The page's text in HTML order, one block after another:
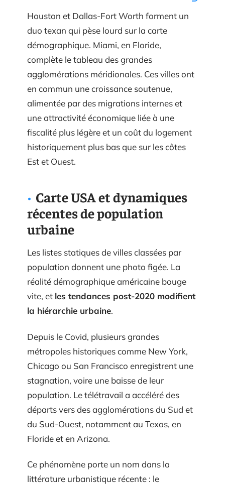
Houston et Dallas-Fort Worth forment un
duo texan qui pèse lourd sur la carte
démographique. Miami, en Floride,
complète le tableau des grandes
agglomérations méridionales. Ces villes ont
en commun une croissance soutenue,
alimentée par des migrations internes et
une attractivité économique liée à une
fiscalité plus légère et un coût du logement
historiquement plus bas que sur les côtes
Est et Ouest.
Carte USA et dynamiques
récentes de population
urbaine
Les listes statiques de villes classées par
population donnent une photo figée. La
réalité démographique américaine bouge
vite, et les tendances post-2020 modifient
la hiérarchie urbaine.
Depuis le Covid, plusieurs grandes
métropoles historiques comme New York,
Chicago ou San Francisco enregistrent une
stagnation, voire une baisse de leur
population. Le télétravail a accéléré des
départs vers des agglomérations du Sud et
du Sud-Ouest, notamment au Texas, en
Floride et en Arizona.
Ce phénomène porte un nom dans la
littérature urbanistique récente : le